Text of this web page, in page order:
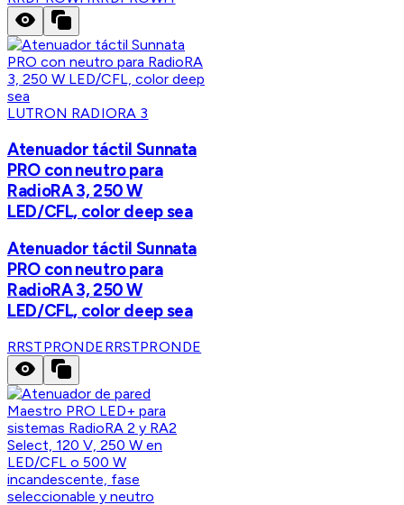
LUTRON RADIORA 3
Atenuador táctil Sunnata
PRO con neutro para
RadioRA 3, 250 W
LED/CFL, color deep sea
Atenuador táctil Sunnata
PRO con neutro para
RadioRA 3, 250 W
LED/CFL, color deep sea
RRSTPRONDERRSTPRONDE